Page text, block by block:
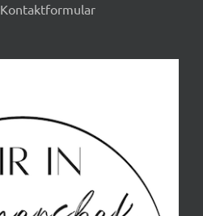
Kontaktformular